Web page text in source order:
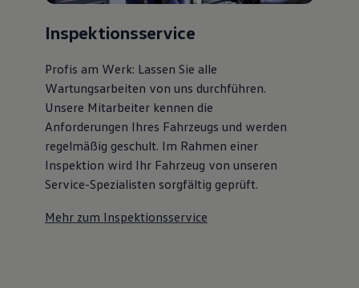
Inspektionsservice
Profis am Werk: Lassen Sie alle
Wartungsarbeiten von uns durchführen.
Unsere Mitarbeiter kennen die
Anforderungen Ihres Fahrzeugs und werden
regelmäßig geschult. Im Rahmen einer
Inspektion wird Ihr Fahrzeug von unseren
Service-Spezialisten sorgfältig geprüft.
Mehr zum Inspektionsservice